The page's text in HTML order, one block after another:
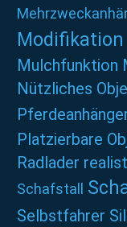
Modifikation
Mulchfunktion
Nützliches
Platzierbare
Radlader
Schafstall
Selbstfahrer